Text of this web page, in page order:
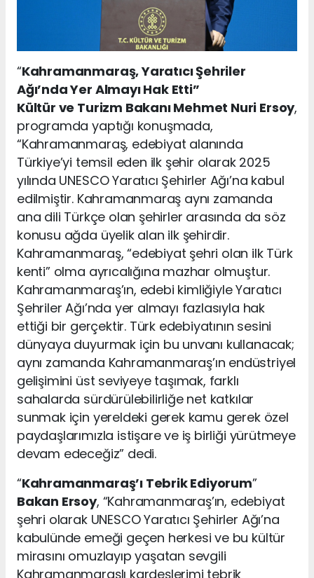
“Kahramanmaraş, Yaratıcı Şehriler
Ağı’nda Yer Almayı Hak Etti”
Kültür ve Turizm Bakanı Mehmet Nuri Ersoy,
programda yaptığı konuşmada,
“Kahramanmaraş, edebiyat alanında
Türkiye’yi temsil eden ilk şehir olarak 2025
yılında UNESCO Yaratıcı Şehirler Ağı’na kabul
edilmiştir. Kahramanmaraş aynı zamanda
ana dili Türkçe olan şehirler arasında da söz
konusu ağda üyelik alan ilk şehirdir.
Kahramanmaraş, “edebiyat şehri olan ilk Türk
kenti” olma ayrıcalığına mazhar olmuştur.
Kahramanmaraş’ın, edebi kimliğiyle Yaratıcı
Şehriler Ağı’nda yer almayı fazlasıyla hak
ettiği bir gerçektir. Türk edebiyatının sesini
dünyaya duyurmak için bu unvanı kullanacak;
aynı zamanda Kahramanmaraş’ın endüstriyel
gelişimini üst seviyeye taşımak, farklı
sahalarda sürdürülebilirliğe net katkılar
sunmak için yereldeki gerek kamu gerek özel
paydaşlarımızla istişare ve iş birliği yürütmeye
devam edeceğiz” dedi.
“Kahramanmaraş’ı Tebrik Ediyorum”
Bakan Ersoy, “Kahramanmaraş’ın, edebiyat
şehri olarak UNESCO Yaratıcı Şehirler Ağı’na
kabulünde emeği geçen herkesi ve bu kültür
mirasını omuzlayıp yaşatan sevgili
Kahramanmaraşlı kardeşlerimi tebrik